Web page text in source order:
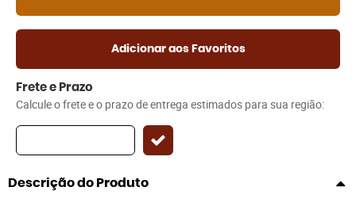
Adicionar aos Favoritos
Frete e Prazo
Calcule o frete e o prazo de entrega estimados para sua região:
Descrição do Produto